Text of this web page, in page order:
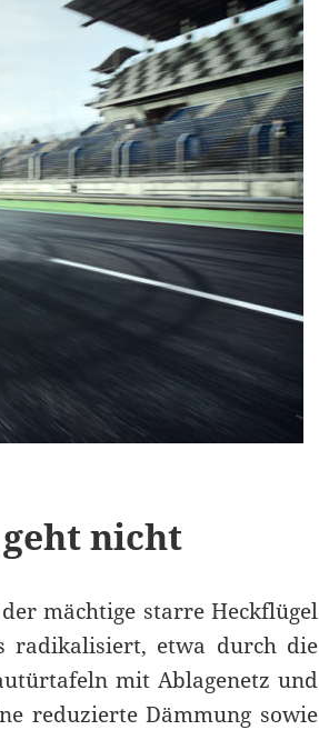
nicht
mächtige starre Heckflügel
radikalisiert, etwa durch die
mit Ablagenetz und
reduzierte Dämmung sowie